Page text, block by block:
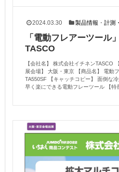
2024.03.30 製品情報 ・計測
「電動フレアーツール
TASCO
【会社名】 株式会社イチネンTASCO
展会場】 大阪・東京 【商品名】 電動
TA550SF 【キャッチコピー】 面倒な
早く楽にできる電動フレーツール 【特